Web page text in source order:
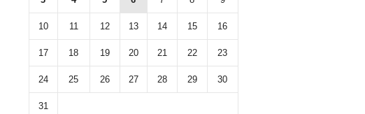
10 11 12 13 14 15 16
17 18 19 20 21 22 23
24 25 26 27 28 29 30
31